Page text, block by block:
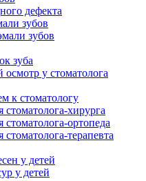
дефекта
зубов
зубов
зуба
у стоматолога
к стоматологу
стоматолога-хирурга
стоматолога-ортопеда
стоматолога-терапевта
у детей
у детей